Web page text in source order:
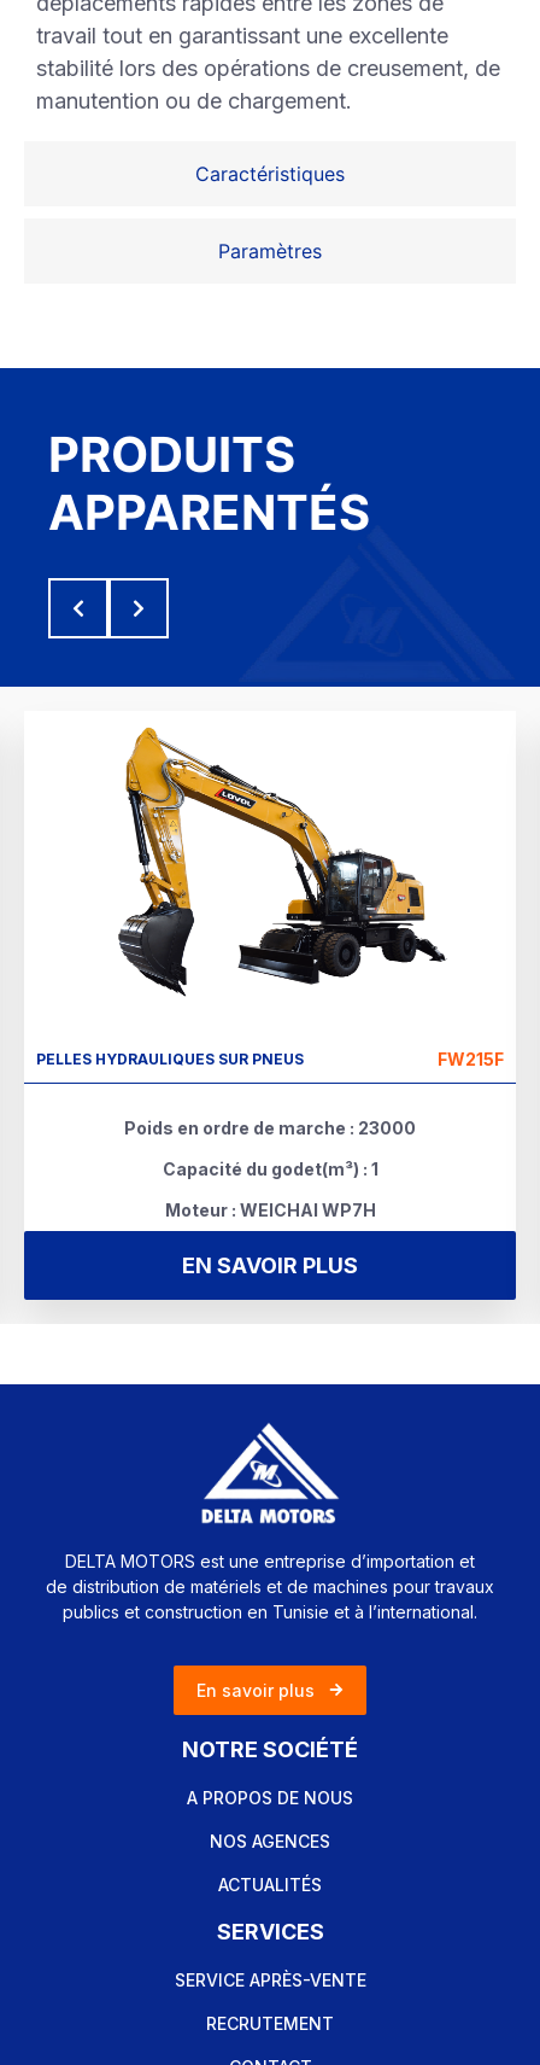
Caractéristiques
Paramètres
travail tout en garantissant une excellente
stabilité lors des opérations de creusement, de
manutention ou de chargement.
PRODUITS
APPARENTÉS
PELLES HYDRAULIQUES SUR PNEUS FW215F
Poids en ordre de marche : 23000
Capacité du godet(m³) : 1
Moteur : WEICHAI WP7H
EN SAVOIR PLUS
DELTA MOTORS est une entreprise d’importation et
de distribution de matériels et de machines pour travaux
publics et construction en Tunisie et à l’international.
En savoir plus
NOTRE SOCIÉTÉ
A PROPOS DE NOUS
NOS AGENCES
ACTUALITÉS
SERVICES
SERVICE APRÈS-VENTE
RECRUTEMENT